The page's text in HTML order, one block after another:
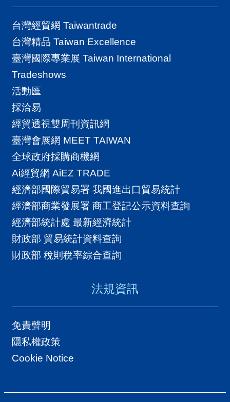
台灣經貿網 Taiwantrade
台灣精品 Taiwan Excellence
臺灣國際專業展 Taiwan International
Tradeshows
活動匯
採洽易
經貿透視雙周刊資訊網
臺灣會展網 MEET TAIWAN
全球政府採購商機網
Ai經貿網 AiEZ TRADE
經濟部國際貿易署 我國進出口貿易統計
經濟部商業發展署 商工登記公示資料查詢
經濟部統計處 最新經濟統計
財政部 貿易統計資料查詢
財政部 稅則稅率綜合查詢
法規資訊
免責聲明
隱私權政策
Cookie Notice